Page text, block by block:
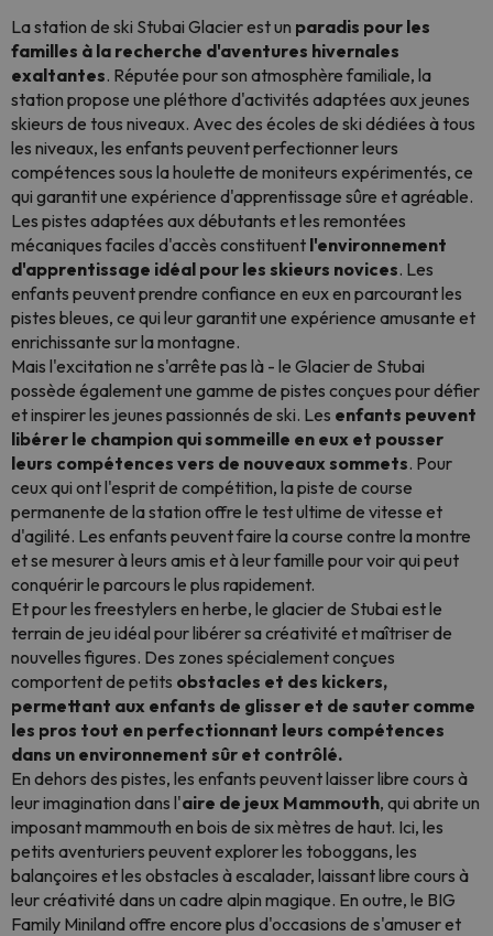
La station de ski Stubai Glacier est un paradis pour les
familles à la recherche d'aventures hivernales
exaltantes. Réputée pour son atmosphère familiale, la
station propose une pléthore d'activités adaptées aux jeunes
skieurs de tous niveaux. Avec des écoles de ski dédiées à tous
les niveaux, les enfants peuvent perfectionner leurs
compétences sous la houlette de moniteurs expérimentés, ce
qui garantit une expérience d'apprentissage sûre et agréable.
Les pistes adaptées aux débutants et les remontées
mécaniques faciles d'accès constituent l'environnement
d'apprentissage idéal pour les skieurs novices. Les
enfants peuvent prendre confiance en eux en parcourant les
pistes bleues, ce qui leur garantit une expérience amusante et
enrichissante sur la montagne.
Mais l'excitation ne s'arrête pas là - le Glacier de Stubai
possède également une gamme de pistes conçues pour défier
et inspirer les jeunes passionnés de ski. Les enfants peuvent
libérer le champion qui sommeille en eux et pousser
leurs compétences vers de nouveaux sommets. Pour
ceux qui ont l'esprit de compétition, la piste de course
permanente de la station offre le test ultime de vitesse et
d'agilité. Les enfants peuvent faire la course contre la montre
et se mesurer à leurs amis et à leur famille pour voir qui peut
conquérir le parcours le plus rapidement.
Et pour les freestylers en herbe, le glacier de Stubai est le
terrain de jeu idéal pour libérer sa créativité et maîtriser de
nouvelles figures. Des zones spécialement conçues
comportent de petits obstacles et des kickers,
permettant aux enfants de glisser et de sauter comme
les pros tout en perfectionnant leurs compétences
dans un environnement sûr et contrôlé.
En dehors des pistes, les enfants peuvent laisser libre cours à
leur imagination dans l'aire de jeux Mammouth, qui abrite un
imposant mammouth en bois de six mètres de haut. Ici, les
petits aventuriers peuvent explorer les toboggans, les
balançoires et les obstacles à escalader, laissant libre cours à
leur créativité dans un cadre alpin magique. En outre, le BIG
Family Miniland offre encore plus d'occasions de s'amuser et